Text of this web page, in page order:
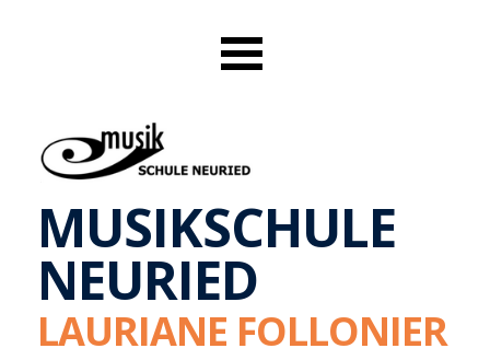
MUSIKSCHULE
NEURIED
LAURIANE FOLLONIER